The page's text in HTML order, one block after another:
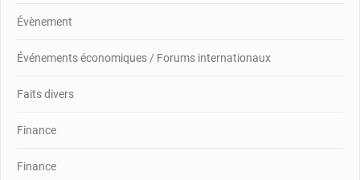
Évènement
Événements économiques / Forums internationaux
Faits divers
Finance
Finance